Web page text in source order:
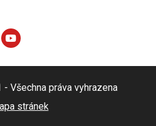
Všechna práva vyhrazena
stránek